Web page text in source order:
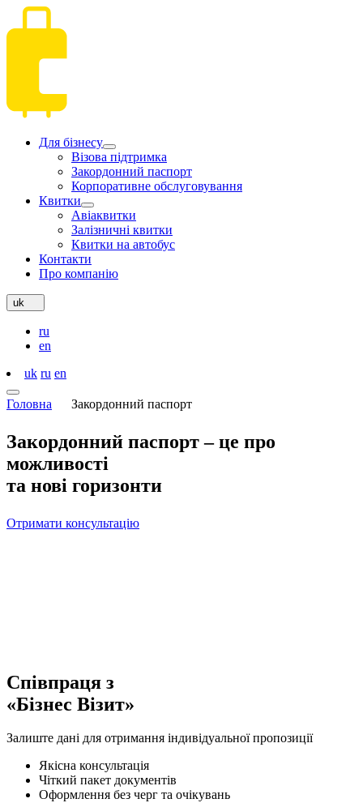
Для бізнесу
Візова підтримка
Закордонний паспорт
Корпоративне обслуговування
Квитки
Авіаквитки
Залізничні квитки
Квитки на автобус
Контакти
Про компанію
uk
ru
en
uk ru en
Головна Закордонний паспорт
Закордонний паспорт– це про
можливості
та нові горизонти
Отримати консультацію
Співпраця з
«Бізнес Візит»
Залиште дані для отримання індивідуальної пропозиції
Якісна консультація
Чіткий пакет документів
Оформлення без черг та очікувань